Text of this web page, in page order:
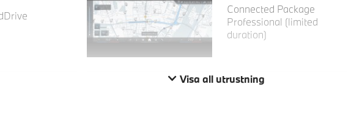
Connected Package
Professional (limited
duration)
Visa all utrustning